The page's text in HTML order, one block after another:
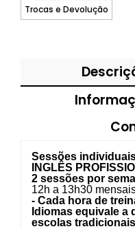
Trocas e Devolução
Sessões
INGLÊS
2 sessões por
12h a 13h30
- Cada hora de
Idiomas equivale a
escolas